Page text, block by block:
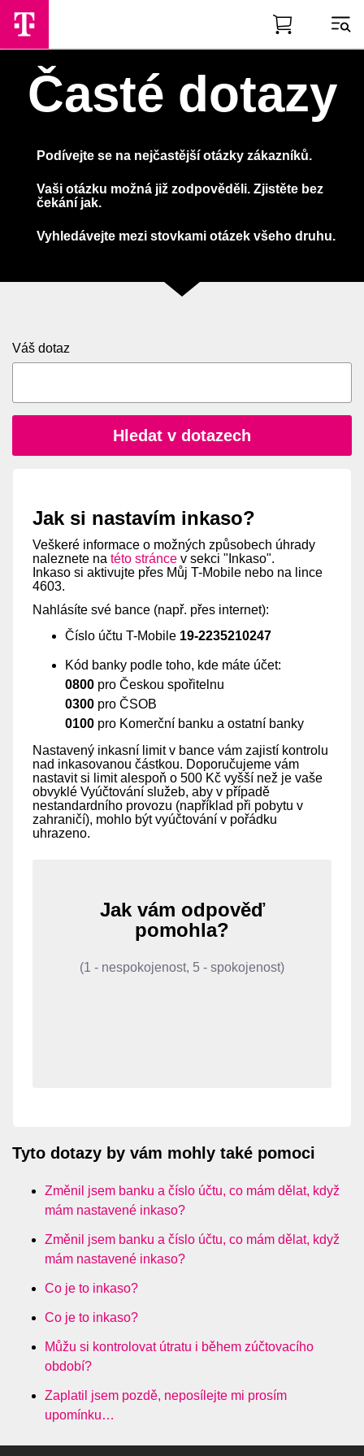
Skip to Main Content
Časté dotazy
Podívejte se na nejčastější otázky zákazníků.
Vaši otázku možná již zodpověděli. Zjistěte bez
čekání jak.
Vyhledávejte mezi stovkami otázek všeho druhu.
Váš dotaz
Hledat v dotazech
Jak si nastavím inkaso?
Veškeré informace o možných způsobech úhrady
naleznete na této stránce v sekci "Inkaso".
Inkaso si aktivujte přes Můj T-Mobile nebo na lince
4603.
Nahlásíte své bance (např. přes internet):
Číslo účtu T-Mobile 19-2235210247
Kód banky podle toho, kde máte účet:
0800 pro Českou spořitelnu
0300 pro ČSOB
0100 pro Komerční banku a ostatní banky
Nastavený inkasní limit v bance vám zajistí kontrolu
nad inkasovanou částkou. Doporučujeme vám
nastavit si limit alespoň o 500 Kč vyšší než je vaše
obvyklé Vyúčtování služeb, aby v případě
nestandardního provozu (například při pobytu v
zahraničí), mohlo být vyúčtování v pořádku
uhrazeno.
Jak vám odpověď
pomohla?
(1 - nespokojenost, 5 - spokojenost)
Tyto dotazy by vám mohly také pomoci
Změnil jsem banku a číslo účtu, co mám dělat, když
mám nastavené inkaso?
Změnil jsem banku a číslo účtu, co mám dělat, když
mám nastavené inkaso?
Co je to inkaso?
Co je to inkaso?
Můžu si kontrolovat útratu i během zúčtovacího
období?
Zaplatil jsem pozdě, neposílejte mi prosím
upomínku…